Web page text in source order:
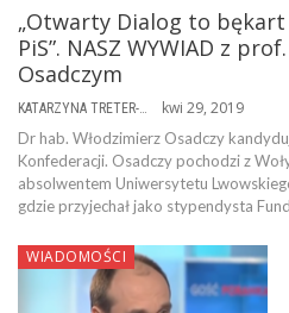
„Otwarty Dialog to
PiS”. NASZ WYWIAD z
Osadczym
KATARZYNA TRETER-SIERPIŃSKA kwi 29, 2019
Dr hab. Włodzimierz Osadczy
Konfederacji. Osadczy pochodzi z
absolwentem Uniwersytetu
gdzie przyjechał jako stypendysta
WIADOMOŚCI